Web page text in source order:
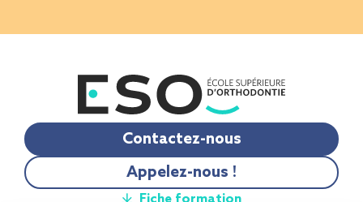
Contactez-nous
Appelez-nous !
Fiche formation